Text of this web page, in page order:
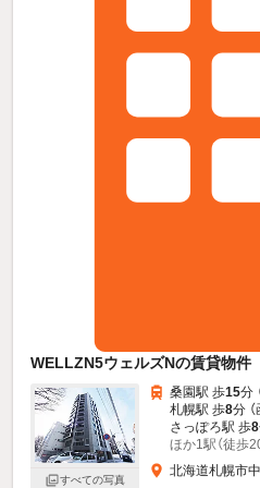
WELLZN5ウェルズNの賃貸物件
すべての写真
桑園駅 歩15分
札幌駅 歩8分
さっぽろ駅 歩8
ほか1駅（徒歩
北海道札幌市